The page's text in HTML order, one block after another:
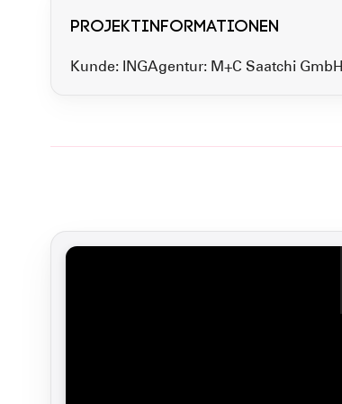
Projektinformationen
Kunde: INGAgentur: M+C Saatchi GmbH